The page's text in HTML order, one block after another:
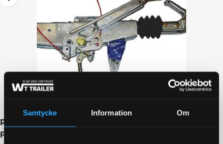
Samtycke Information Om
Påskjutsbroms Al-Ko 90 S/3, utf. A1;
Fyrkantsinfästning 60×60; 700-1000kg